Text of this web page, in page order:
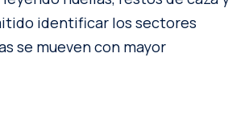
identificar los sectores
se mueven con mayor